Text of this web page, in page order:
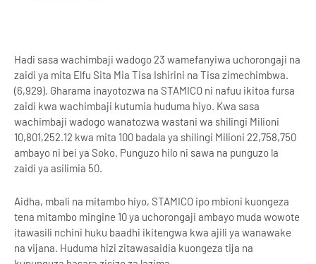
Hadi sasa wachimbaji wadogo 23 wamefanyiwa uchorongaji na
zaidi ya mita Elfu Sita Mia Tisa Ishirini na Tisa zimechimbwa.
(6,929). Gharama inayotozwa na STAMICO ni nafuu ikitoa fursa
zaidi kwa wachimbaji kutumia huduma hiyo. Kwa sasa
wachimbaji wadogo wanatozwa wastani wa shilingi Milioni
10,801,252.12 kwa mita 100 badala ya shilingi Milioni 22,758,750
ambayo ni bei ya Soko. Punguzo hilo ni sawa na punguzo la
zaidi ya asilimia 50.
Aidha, mbali na mitambo hiyo, STAMICO ipo mbioni kuongeza
tena mitambo mingine 10 ya uchorongaji ambayo muda wowote
itawasili nchini huku baadhi ikitengwa kwa ajili ya wanawake
na vijana. Huduma hizi zitawasaidia kuongeza tija na